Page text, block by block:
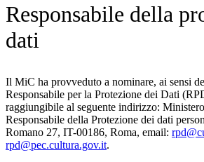
Responsabile della
dati
Il MiC ha provveduto a nominare, ai sensi
Responsabile per la Protezione dei Dati
raggiungibile al seguente indirizzo:
Responsabile della Protezione dei dati
Romano 27, IT-00186, Roma, email:
rpd@pec.cultura.gov.it.